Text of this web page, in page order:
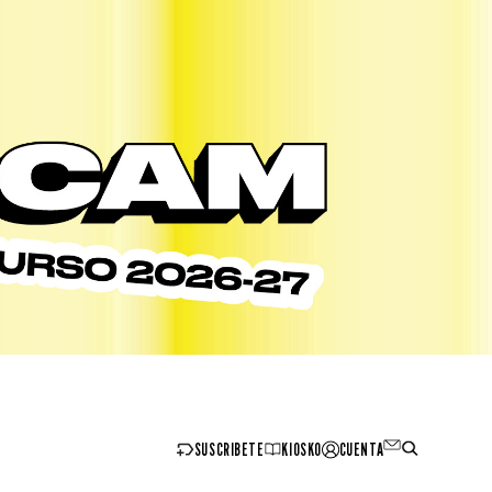
SUSCRIBETE KIOSKO CUENTA